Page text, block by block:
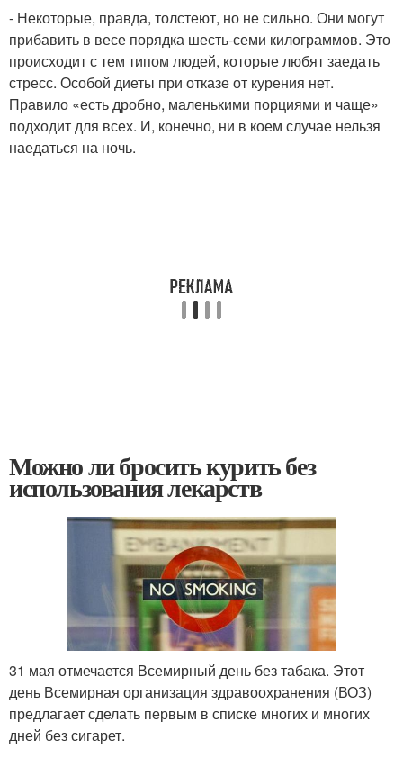
- Некоторые, правда, толстеют, но не сильно. Они могут
прибавить в весе порядка шесть-семи килограммов. Это
происходит с тем типом людей, которые любят заедать
стресс. Особой диеты при отказе от курения нет.
Правило «есть дробно, маленькими порциями и чаще»
подходит для всех. И, конечно, ни в коем случае нельзя
наедаться на ночь.
Можно ли бросить курить без
использования лекарств
31 мая отмечается Всемирный день без табака. Этот
день Всемирная организация здравоохранения (ВОЗ)
предлагает сделать первым в списке многих и многих
дней без сигарет.